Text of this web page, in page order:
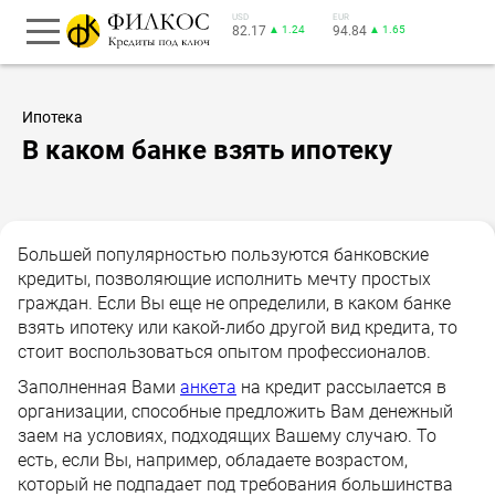
USD
82.17 ▲ 1.24
EUR
94.84 ▲ 1.65
Ипотека
В каком банке взять ипотеку
Большей популярностью пользуются банковские
кредиты, позволяющие исполнить мечту простых
граждан. Если Вы еще не определили, в каком банке
взять ипотеку или какой-либо другой вид кредита, то
стоит воспользоваться опытом профессионалов.
Заполненная Вами анкета на кредит рассылается в
организации, способные предложить Вам денежный
заем на условиях, подходящих Вашему случаю. То
есть, если Вы, например, обладаете возрастом,
который не подпадает под требования большинства